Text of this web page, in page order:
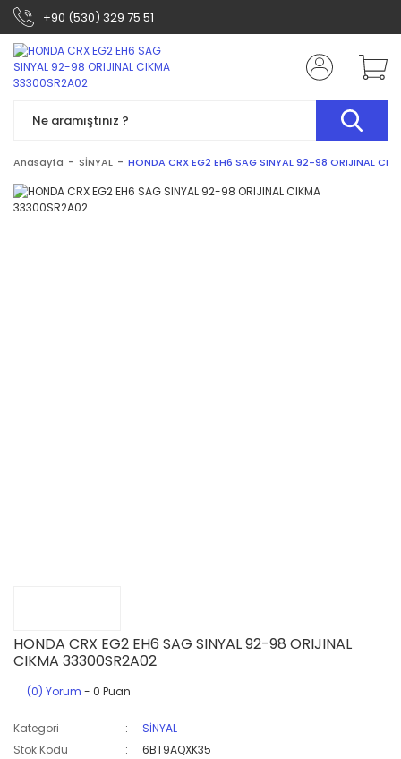
+90 (530) 329 75 51
Anasayfa SİNYAL HONDA CRX EG2 EH6 SAG SINYAL 92-98 ORIJINAL
HONDA CRX EG2 EH6 SAG SINYAL 92-98 ORIJINAL
CIKMA 33300SR2A02
(0) Yorum - 0 Puan
Kategori
SİNYAL
Stok Kodu
6BT9AQXK35